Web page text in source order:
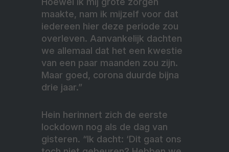
maakte, nam ik mijzelf voor dat
iedereen hier deze periode zou
overleven. Aanvankelijk dachten
we allemaal dat het een kwestie
van een paar maanden zou zijn.
Maar goed, corona duurde bijna
drie jaar.”
Hein herinnert zich de eerste
lockdown nog als de dag van
gisteren. “Ik dacht: ‘Dit gaat ons